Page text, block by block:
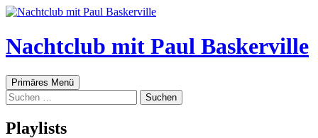
Zum
springen
Nachtclub mit Paul Baskerville
Suchen
Primäres Menü
Suchen
nach:
Playlists